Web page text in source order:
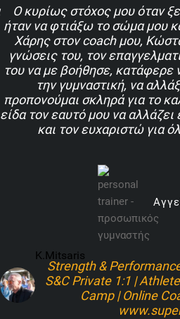
Ο κυρίως στόχος μου όταν
ήταν να φτιάξω το σώμα μου
Χάρης στον coach μου,
γνώσεις του, τον
του να με βοήθησε, κατάφερε
την γυμναστική, να
προπονούμαι σκληρά για το
είδα τον εαυτό μου να
και τον ευχαριστώ για
K.mitsaris
Strength &
S&CPrivate 1:1 |
Camp | Online